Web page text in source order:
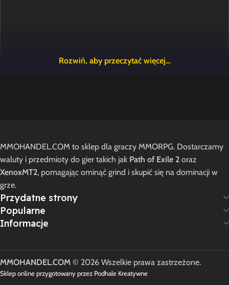
Zapamiętaj moje dane w tej przeglądarce podczas pisania
kolejnych komentarzy.
MMOHANDEL.COM to sklep dla graczy MMORPG. Dostarczamy
waluty i przedmioty do gier takich jak Path of Exile 2 oraz
XenoxMT2, pomagając ominąć grind i skupić się na dominacji w
grze.
Przydatne strony
Popularne
Informacje
MMOHANDEL.COM © 2026 Wszelkie prawa zastrzeżone.
Sklep online przygotowany przez Podhale Kreatywne